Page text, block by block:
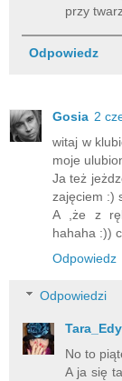
przy
Odpowiedz
Gosia 2
witaj w
moje
Ja też
zajęciem :)
A ,że z
hahaha :))
Odpowiedz
Odpowiedzi
No to
A ja się